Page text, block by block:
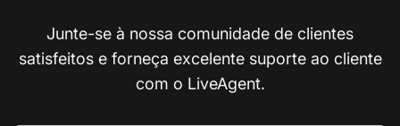
Junte-se à nossa comunidade de clientes
satisfeitos e forneça excelente suporte ao cliente
com o LiveAgent.